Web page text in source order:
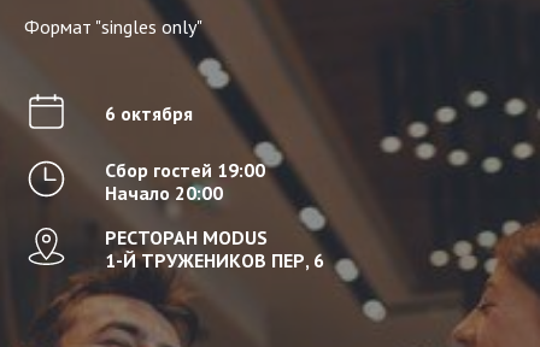
Формат "singles only"
6 октября
Сбор гостей 19:00
Начало 20:00
РЕСТОРАН MODUS
1-Й ТРУЖЕНИКОВ ПЕР, 6